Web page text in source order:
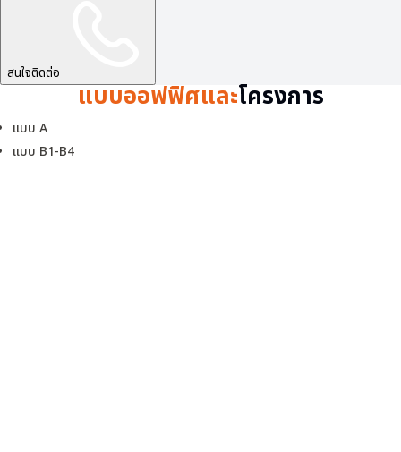
สนใจติดต่อ
แบบออฟฟิศและโครงการ
แบบ A
แบบ B1-B4